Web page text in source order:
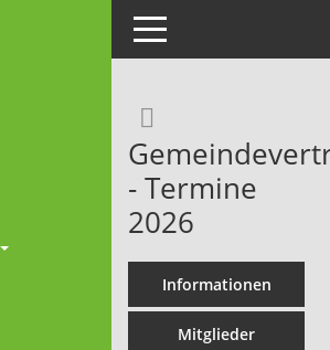
Toggle navigation
- Termine
2026
Informationen
Mitglieder